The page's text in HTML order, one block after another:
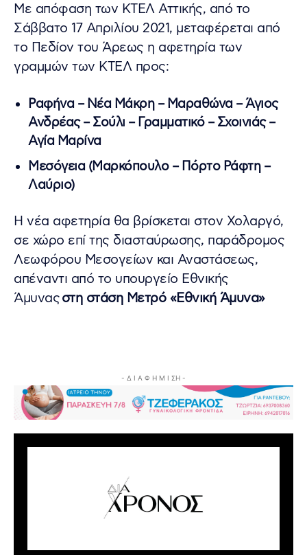
Με απόφαση των ΚΤΕΛ Αττικής, από το
Σάββατο 17 Απριλίου 2021, μεταφέρεται από
το Πεδίον του Άρεως η αφετηρία των
γραμμών των ΚΤΕΛ προς:
Ραφήνα – Νέα Μάκρη – Μαραθώνα – Άγιος
Ανδρέας – Σούλι – Γραμματικό – Σχοινιάς –
Αγία Μαρίνα
Μεσόγεια (Μαρκόπουλο – Πόρτο Ράφτη –
Λαύριο)
Η νέα αφετηρία θα βρίσκεται στον Χολαργό,
σε χώρο επί της διασταύρωσης, παράδρομος
Λεωφόρου Μεσογείων και Αναστάσεως,
απέναντι από το υπουργείο Εθνικής
Άμυναςστη στάση Μετρό «Εθνική Άμυνα»
- Δ Ι Α Φ Η Μ Ι ΣΗ -